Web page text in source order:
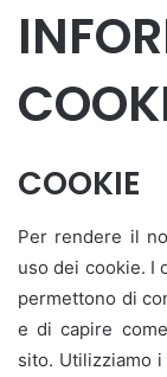
COOKIE
Per rendere il
uso dei cookie. I
permettono di
e di capire
sito. Utilizziamo